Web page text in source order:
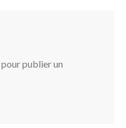
pour publier un